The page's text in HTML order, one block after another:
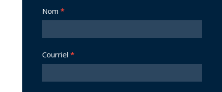
Nous
joindre
Nom*
Courriel*